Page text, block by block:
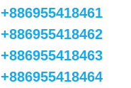
+886955418461
+886955418462
+886955418463
+886955418464